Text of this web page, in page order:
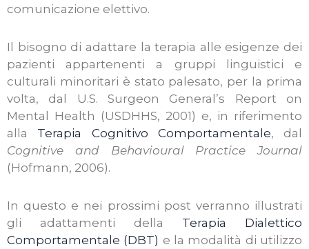
comunicazione elettivo.
Il bisogno di adattare la terapia alle esigenze dei
pazienti appartenenti a gruppi linguistici e
culturali minoritari è stato palesato, per la prima
volta, dal U.S. Surgeon General’s Report on
Mental Health (USDHHS, 2001) e, in riferimento
alla Terapia Cognitivo Comportamentale, dal
Cognitive and Behavioural Practice Journal
(Hofmann, 2006).
In questo e nei prossimi post verranno illustrati
gli adattamenti della Terapia Dialettico
Comportamentale (DBT) e la modalità di utilizzo